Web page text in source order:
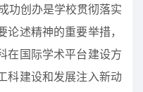
成功创办是学校贯彻落实
论述精神的重要举措，
在国际学术平台建设方
科建设和发展注入新动